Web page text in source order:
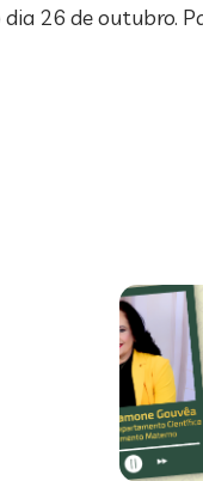
26 de outubro.